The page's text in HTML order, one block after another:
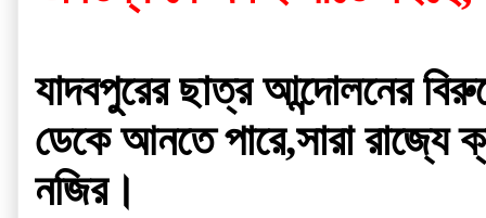
যাদবপুরের ছাত্র আন্দোলনের
ডেকে আনতে পারে,সারা রাজ্যে
নজির।